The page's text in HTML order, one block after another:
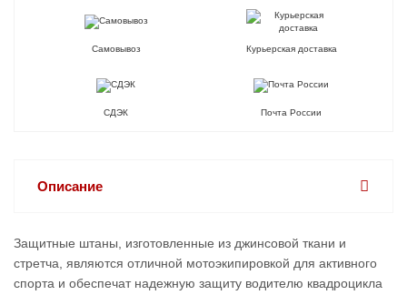
Самовывоз Курьерская доставка
СДЭК Почта России
Описание
Защитные штаны, изготовленные из джинсовой ткани и
стретча, являются отличной мотоэкипировкой для активного
спорта и обеспечат надежную защиту водителю квадроцикла